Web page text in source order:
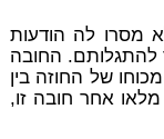
מסרו לה הודעות
להתגלותם. החובה
של החוזה בין
משלא מלאו אחר חובה זו,